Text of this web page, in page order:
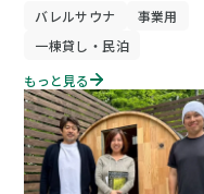
バレルサウナ
事業用
一棟貸し・民泊
もっと見る